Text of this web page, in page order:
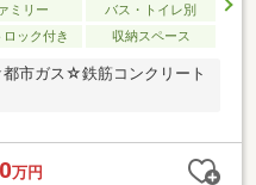
ミリー
バス・トイレ別
ロック付き 収納スペース
市ガス☆鉄筋コンクリート
万円